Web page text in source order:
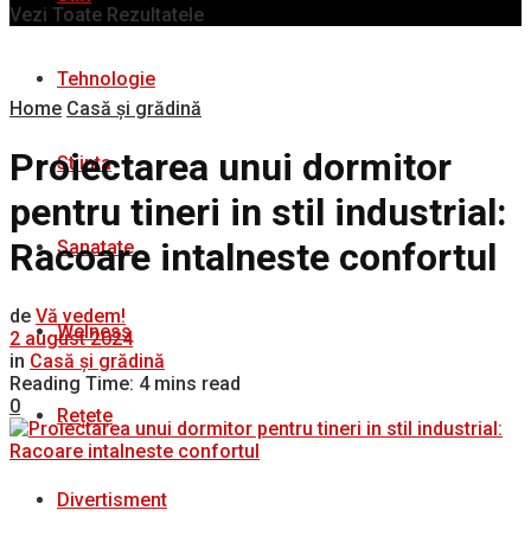
Tehnologie
Stiinta
Sanatate
Welness
Rețete
Divertisment
Vezi Toate Rezultatele
Home Casă și grădină
Proiectarea unui dormitor
pentru tineri in stil industrial:
Racoare intalneste confortul
de Vă vedem!
2 august 2024
in Casă și grădină
Reading Time: 4 mins read
0